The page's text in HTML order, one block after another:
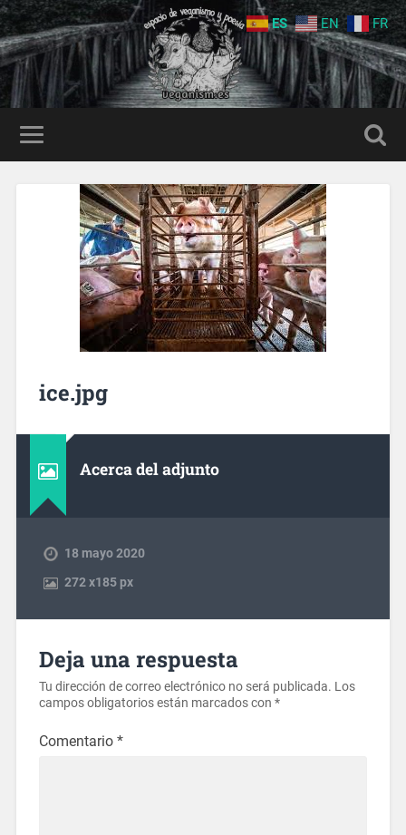
ice.jpg
Acerca del adjunto
18 mayo 2020
272x185 px
Deja una respuesta
Tu dirección de correo electrónico no será publicada. Los
campos obligatorios están marcados con *
Comentario *
ES EN FR